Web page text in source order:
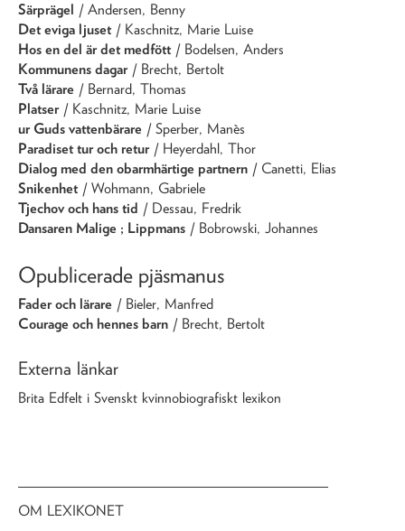
Särprägel / Andersen, Benny
Det eviga ljuset / Kaschnitz, Marie Luise
Hos en del är det medfött / Bodelsen, Anders
Kommunens dagar / Brecht, Bertolt
Två lärare / Bernard, Thomas
Platser / Kaschnitz, Marie Luise
ur Guds vattenbärare / Sperber, Manès
Paradiset tur och retur / Heyerdahl, Thor
Dialog med den obarmhärtige partnern / Canetti, Elias
Snikenhet / Wohmann, Gabriele
Tjechov och hans tid / Dessau, Fredrik
Dansaren Malige ; Lippmans / Bobrowski, Johannes
Opublicerade pjäsmanus
Fader och lärare / Bieler, Manfred
Courage och hennes barn / Brecht, Bertolt
Externa länkar
Brita Edfelt i Svenskt kvinnobiografiskt lexikon
OM LEXIKONET